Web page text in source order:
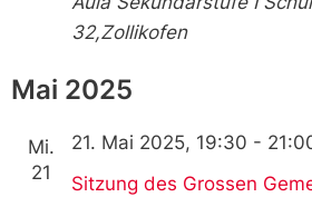
32,Zollikofen
Mai 2025
Mi.
21
Sitzung des Grossen
21. Mai 2025, 19:30 -